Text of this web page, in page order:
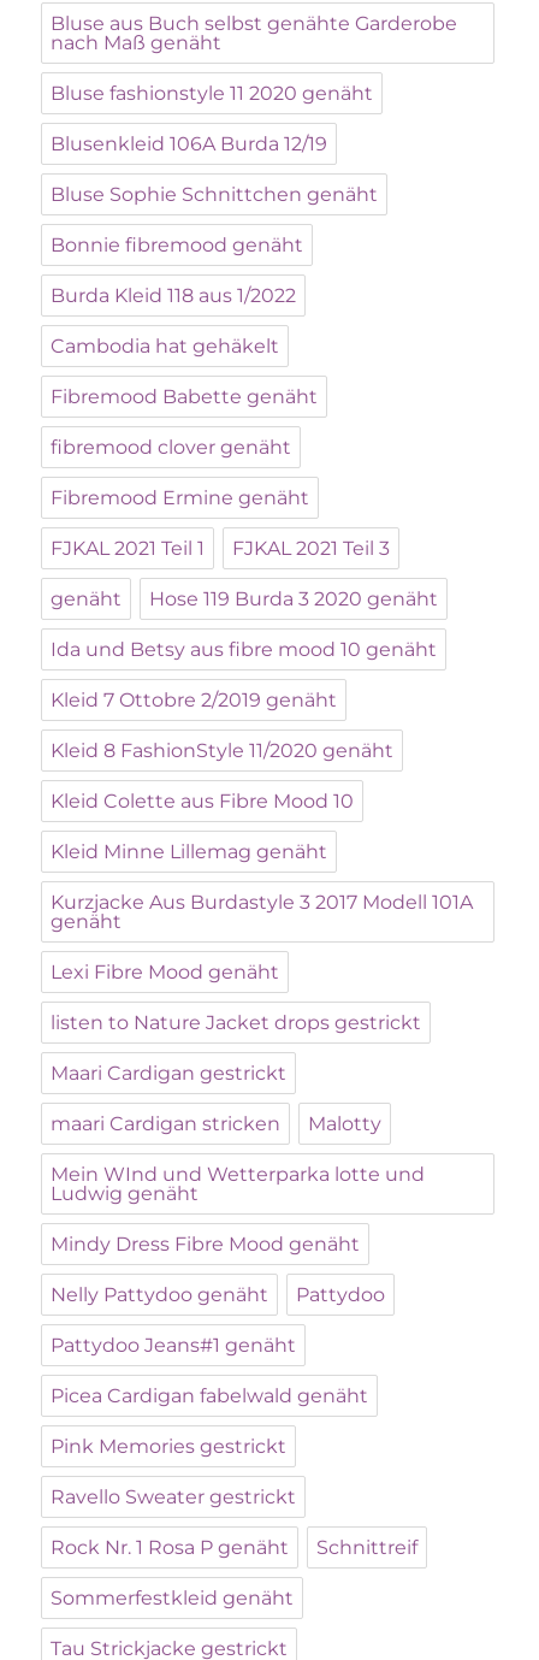
Bluse aus Buch selbst genähte Garderobe
nach Maß genäht
Bluse fashionstyle 11 2020 genäht
Blusenkleid 106A Burda 12/19
Bluse Sophie Schnittchen genäht
Bonnie fibremood genäht
Burda Kleid 118 aus 1/2022
Cambodia hat gehäkelt
Fibremood Babette genäht
fibremood clover genäht
Fibremood Ermine genäht
FJKAL 2021 Teil 1 FJKAL 2021 Teil 3
genäht Hose 119 Burda 3 2020 genäht
Ida und Betsy aus fibre mood 10 genäht
Kleid 7 Ottobre 2/2019 genäht
Kleid 8 FashionStyle 11/2020 genäht
Kleid Colette aus Fibre Mood 10
Kleid Minne Lillemag genäht
Kurzjacke Aus Burdastyle 3 2017 Modell 101A
genäht
Lexi Fibre Mood genäht
listen to Nature Jacket drops gestrickt
Maari Cardigan gestrickt
maari Cardigan stricken Malotty
Mein WInd und Wetterparka lotte und
Ludwig genäht
Mindy Dress Fibre Mood genäht
Nelly Pattydoo genäht Pattydoo
Pattydoo Jeans#1 genäht
Picea Cardigan fabelwald genäht
Pink Memories gestrickt
Ravello Sweater gestrickt
Rock Nr. 1 Rosa P genäht Schnittreif
Sommerfestkleid genäht
Tau Strickjacke gestrickt